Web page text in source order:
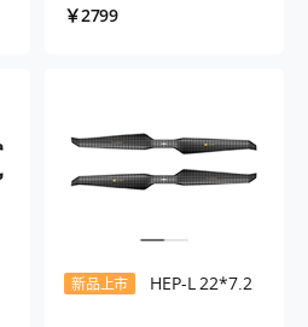
￥2799
新品上市 HEP-L 22*7.2